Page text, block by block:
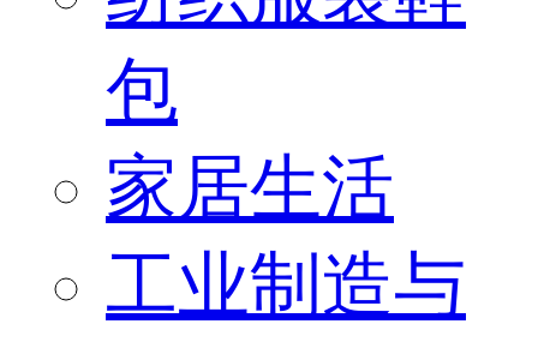
包
家居生活
工业制造与